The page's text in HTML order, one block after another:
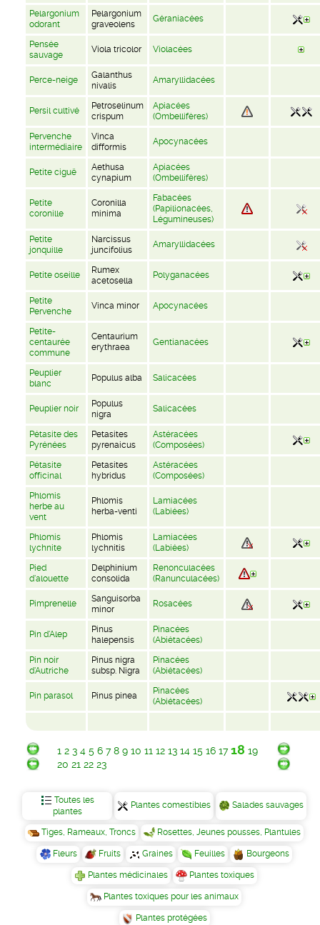
Pelargonium
odorant
Pelargonium
graveolens
Géraniacées
Pensée
sauvage
Viola tricolor Violacées
Perce-neige
Galanthus
nivalis
Amaryllidacées
Persil cultivé
Petroselinum
crispum
Apiacées
(Ombellifères)
Pervenche
intermédiaire
Vinca
difformis
Apocynacées
Petite ciguë
Aethusa
cynapium
Apiacées
(Ombellifères)
Petite
coronille
Coronilla
minima
Fabacées
(Papilionacées,
Légumineuses)
Petite
jonquille
Narcissus
juncifolius
Amaryllidacées
Petite oseille
Rumex
acetosella
Polyganacées
Petite
Pervenche
Vinca minor Apocynacées
Petite-
centaurée
commune
Centaurium
erythraea
Gentianacées
Peuplier
blanc
Populus alba Salicacées
Peuplier noir
Populus
nigra
Salicacées
Pétasite des
Pyrénées
Petasites
pyrenaicus
Astéracées
(Composées)
Pétasite
officinal
Petasites
hybridus
Astéracées
(Composées)
Phlomis
herbe au
vent
Phlomis
herba-venti
Lamiacées
(Labiées)
Phlomis
lychnite
Phlomis
lychnitis
Lamiacées
(Labiées)
Pied
d'alouette
Delphinium
consolida
Renonculacées
(Ranunculacées)
Pimprenelle
Sanguisorba
minor
Rosacées
Pin d'Alep
Pinus
halepensis
Pinacées
(Abiétacées)
Pin noir
d'Autriche
Pinus nigra
subsp. Nigra
Pinacées
(Abiétacées)
Pin parasol Pinus pinea
Pinacées
(Abiétacées)
1 2 3 4 5 6 7 8 9 10 11 12 13 14 15 16 17 18 19
20 21 22 23
Toutes les
plantes
Plantes comestibles Salades sauvages
Tiges, Rameaux, Troncs Rosettes, Jeunes pousses, Plantules
Fleurs Fruits Graines Feuilles Bourgeons
Plantes médicinales Plantes toxiques
Plantes toxiques pour les animaux
Plantes protégées